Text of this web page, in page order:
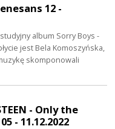
12 -
album Sorry Boys -
jest Bela Komoszyńska,
skomponowali
- Only the
- 11.12.2022